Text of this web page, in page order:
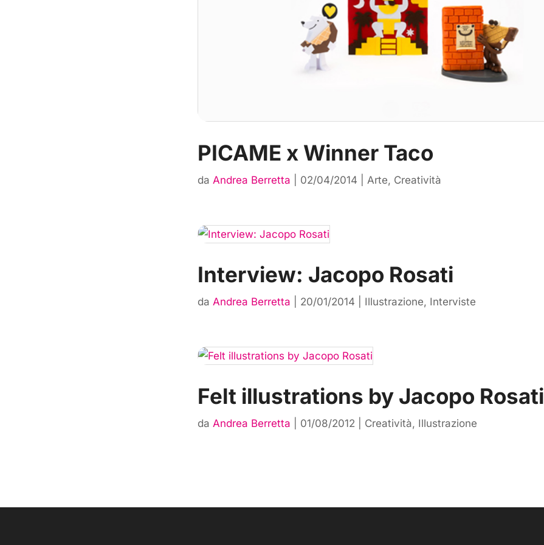
PICAME x Winner Taco
daAndrea Berretta 02/04/2014 |Arte, Creatività
Interview: Jacopo Rosati
daAndrea Berretta 20/01/2014 Illustrazione, Interviste
Felt illustrations by Jacopo Rosati
daAndrea Berretta 01/08/2012 Creatività, Illustrazione